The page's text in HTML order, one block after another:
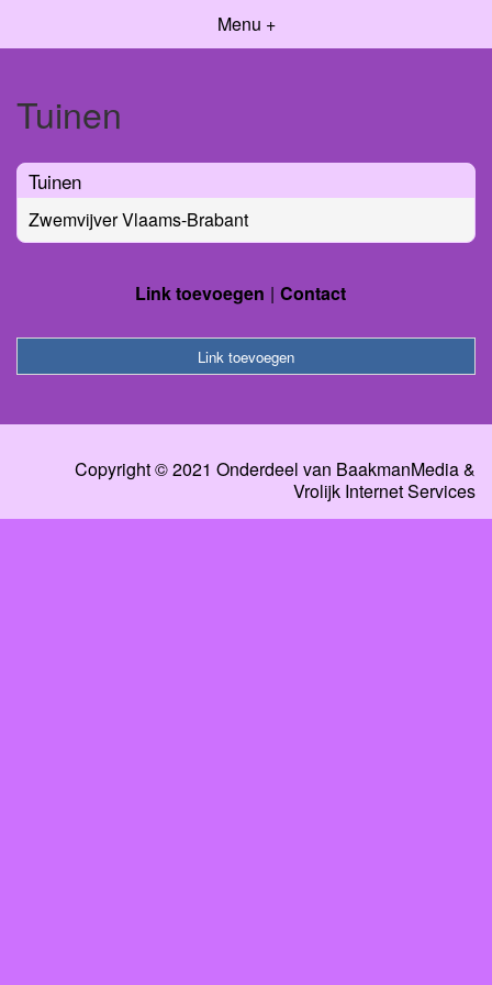
Menu +
Tuinen
Tuinen
Zwemvijver Vlaams-Brabant
Link toevoegen Contact
Link toevoegen
Copyright © 2021 Onderdeel van BaakmanMedia&
Vrolijk Internet Services